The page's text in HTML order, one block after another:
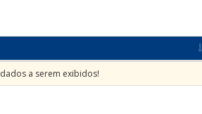
a serem exibidos!